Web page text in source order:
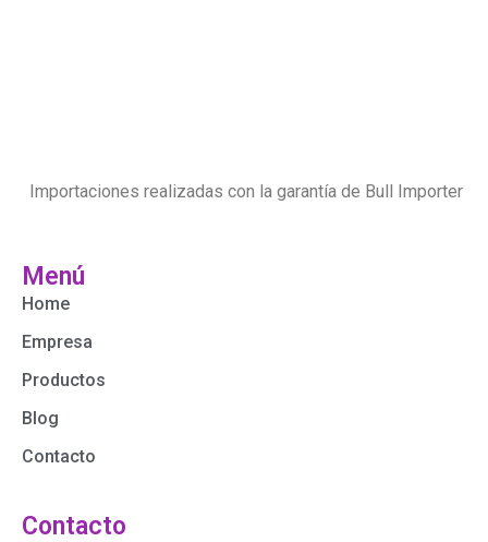
Importaciones realizadas con la garantía de Bull Importer
Menú
Home
Empresa
Productos
Blog
Contacto
Contacto